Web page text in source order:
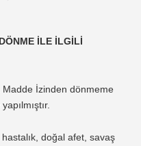
İLE İLGİLİ
Madde İzinden dönmeme
doğal afet, savaş